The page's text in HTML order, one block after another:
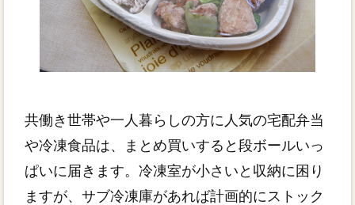
共働き世帯や一人暮らしの方に人気の宅配弁当
や冷凍食品は、まとめ買いすると段ボールいっ
ぱいに届きます。冷凍室が小さいと収納に困り
ますが、サブ冷凍庫があれば計画的にストック